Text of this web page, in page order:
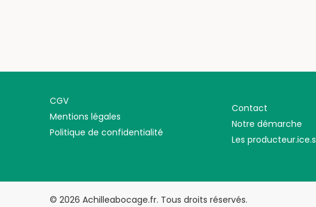
CGV
Mentions légales
Politique de confidentialité
Contact
Notre démarche
Les producteur.ice.s
© 2026 Achilleabocage.fr. Tous droits réservés.